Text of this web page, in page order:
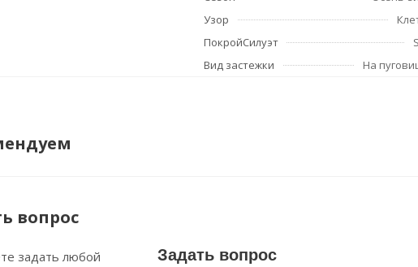
Узор
ПокройСилуэт
Вид застежки
На
вопрос
задать любой
Задать вопрос